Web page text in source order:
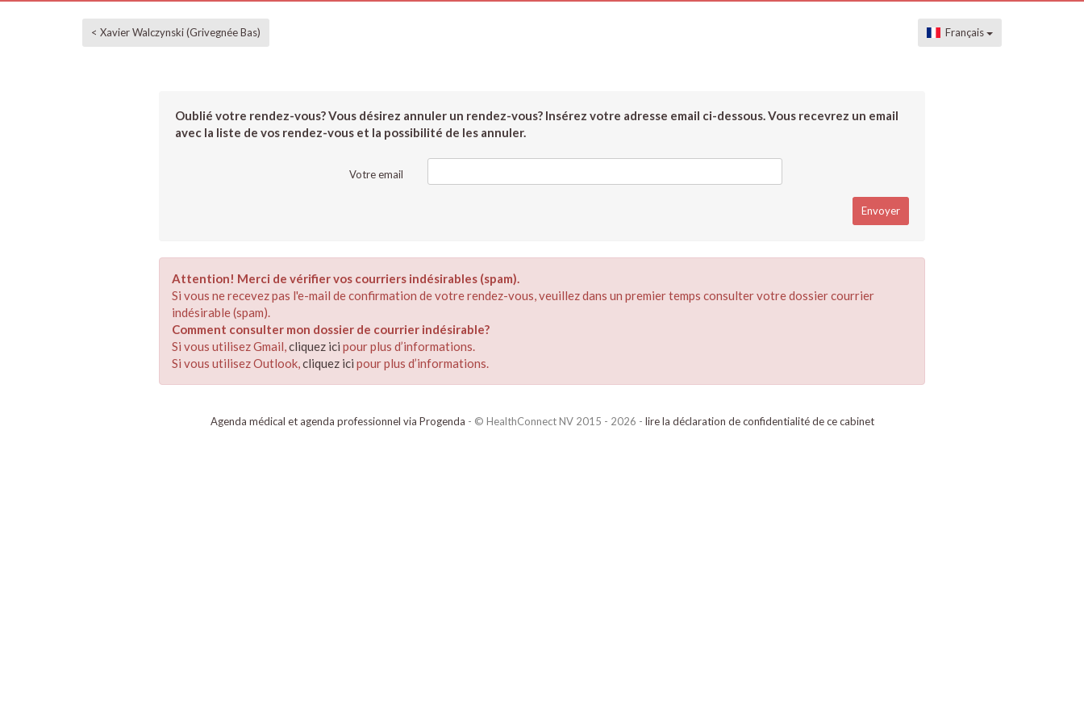
< Xavier Walczynski (Grivegnée Bas) Français
Oublié votre rendez-vous? Vous désirez annuler un rendez-vous? Insérez votre adresse email ci-dessous. Vous recevrez un email
avec la liste de vos rendez-vous et la possibilité de les annuler.
Votre email
Attention! Merci de vérifier vos courriers indésirables (spam).
Si vous ne recevez pas l'e-mail de confirmation de votre rendez-vous, veuillez dans un premier temps consulter votre dossier courrier
indésirable (spam).
Comment consulter mon dossier de courrier indésirable?
Si vous utilisez Gmail,cliquez ici pour plus d’informations.
Si vous utilisez Outlook,cliquez ici pour plus d’informations.
Agenda médical et agenda professionnel via Progenda - © HealthConnect NV 2015 - 2026 - lire la déclaration de confidentialité de ce cabinet